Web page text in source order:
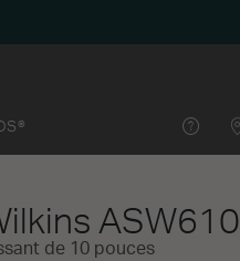
ASW610
de 10 pouces